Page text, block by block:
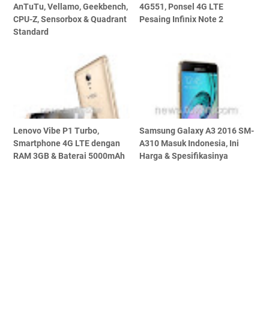
AnTuTu, Vellamo, Geekbench,
CPU-Z, Sensorbox & Quadrant
Standard
4G551, Ponsel 4G LTE
Pesaing Infinix Note 2
Lenovo Vibe P1 Turbo,
Smartphone 4G LTE dengan
RAM 3GB & Baterai 5000mAh
Samsung Galaxy A3 2016 SM-
A310 Masuk Indonesia, Ini
Harga & Spesifikasinya